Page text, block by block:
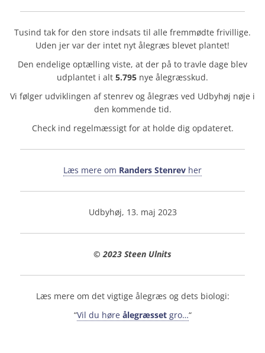
Tusind tak for den store indsats til alle fremmødte frivillige.
Uden jer var der intet nyt ålegræs blevet plantet!
Den endelige optælling viste, at der på to travle dage blev
udplantet i alt 5.795 nye ålegræsskud.
Vi følger udviklingen af stenrev og ålegræs ved Udbyhøj nøje i
den kommende tid.
Check ind regelmæssigt for at holde dig opdateret.
Læs mere om Randers Stenrev her
Udbyhøj, 13. maj 2023
© 2023 Steen Ulnits
Læs mere om det vigtige ålegræs og dets biologi:
“Vil du høre ålegræssetgro…“